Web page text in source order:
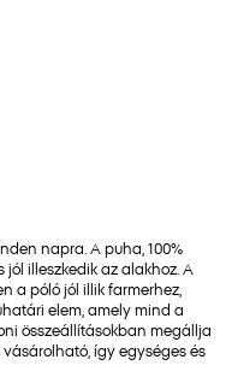
napra. A puha, 100%
illeszkedik az alakhoz. A
a póló jól illik farmerhez,
elem, amely mind a
összeállításokban megállja
így egységes és